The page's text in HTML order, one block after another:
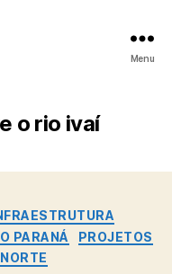
Menu
o rio ivaí
PARANÁ
PROJETOS